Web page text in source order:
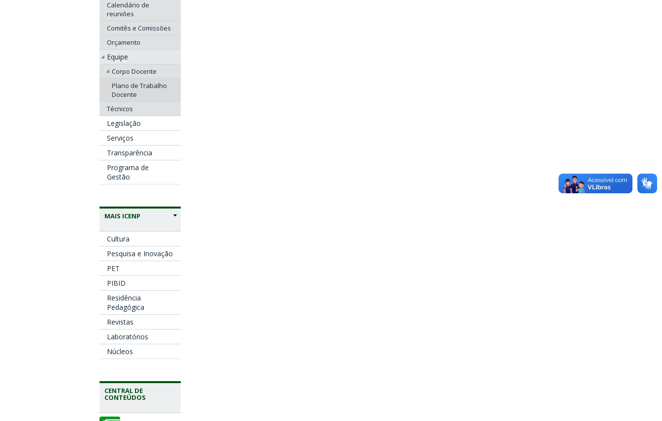
Calendário de
reuniões
Comitês e Comissões
Orçamento
Equipe
Corpo Docente
Plano de Trabalho
Docente
Técnicos
Legislação
Serviços
Transparência
Programa de
Gestão
MAIS ICENP
Cultura
Pesquisa e Inovação
PET
PIBID
Residência
Pedagógica
Revistas
Laboratórios
Núcleos
CENTRAL DE
CONTEÚDOS